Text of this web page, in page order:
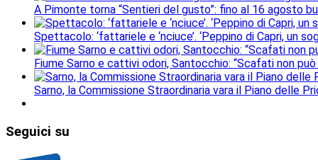
A Pimonte torna “Sentieri del gusto”: fino al 16 agosto
Spettacolo: ‘fattariele e ‘nciuce’. ‘Peppino di Capri, un
Fiume Sarno e cattivi odori, Santocchio: “Scafati non
Sarno, la Commissione Straordinaria vara il Piano delle
Seguici su